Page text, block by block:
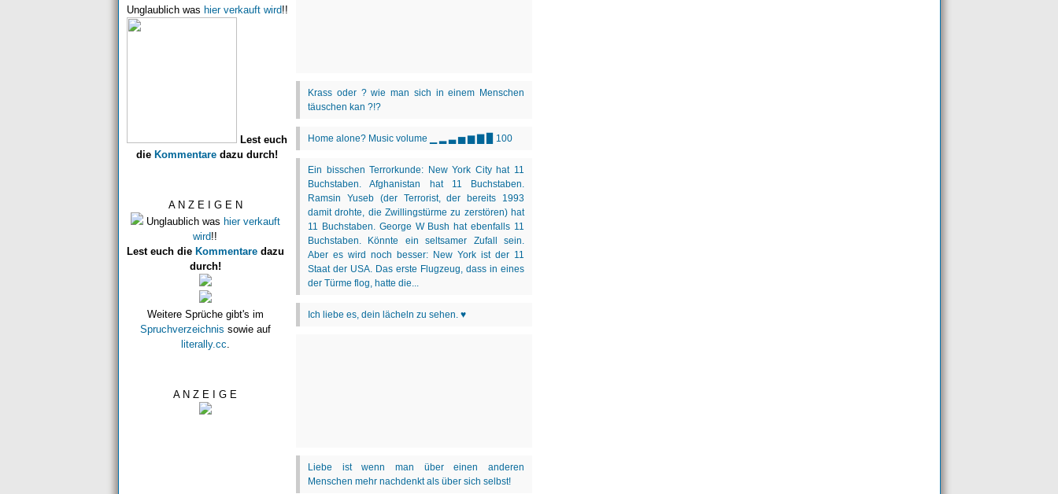
Unglaublich was hier verkauft wird!!
Lest euch
die Kommentare dazu durch!
A N Z E I G E N
Unglaublich was hier verkauft
wird!!
Lest euch die Kommentaredazu
durch!
Weitere Sprüche gibt's im
Spruchverzeichnis sowie auf
literally.cc
A N Z E I G E